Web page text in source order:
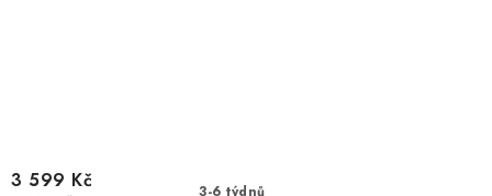
3-6 týdnů
3 599 Kč